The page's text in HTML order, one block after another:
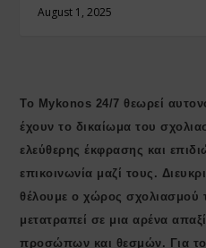
August 1, 2025
Το Mykonos 24/7 θεωρεί
έχουν το δικαίωμα του
ελεύθερης έκφρασης και
επικοινωνία μαζί τους.
θέλουμε ο χώρος σχολιασμού
μετατραπεί σε μια αρένα
προσώπων και θεσμών. Για